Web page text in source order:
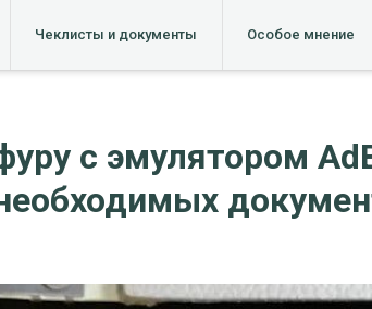
Чеклисты и документы Особое мнение
с эмулятором